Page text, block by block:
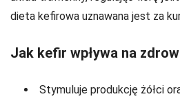
dieta kefirowa uznawana jest za
Jak kefir wpływa na
Stymuluje produkcję żółci